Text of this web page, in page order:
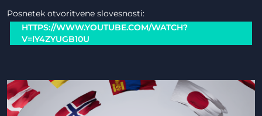
Posnetek otvoritvene slovesnosti:
HTTPS://WWW.YOUTUBE.COM/WATCH?
V=IY4ZYUGB10U